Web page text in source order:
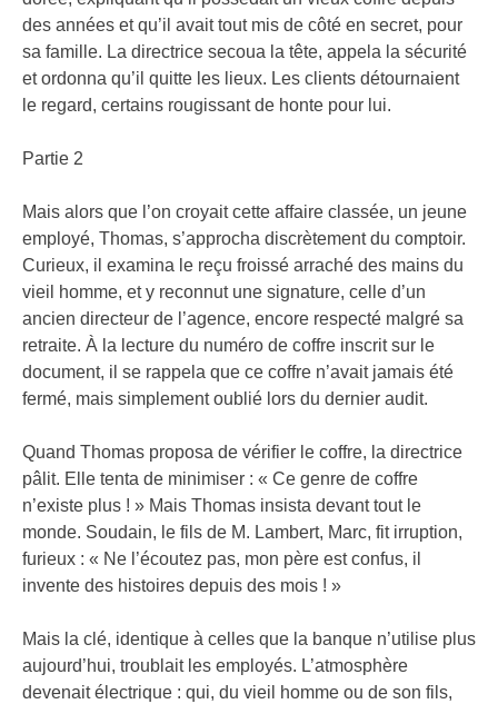
des années et qu’il avait tout mis de côté en secret, pour
sa famille. La directrice secoua la tête, appela la sécurité
et ordonna qu’il quitte les lieux. Les clients détournaient
le regard, certains rougissant de honte pour lui.
Partie 2
Mais alors que l’on croyait cette affaire classée, un jeune
employé, Thomas, s’approcha discrètement du comptoir.
Curieux, il examina le reçu froissé arraché des mains du
vieil homme, et y reconnut une signature, celle d’un
ancien directeur de l’agence, encore respecté malgré sa
retraite. À la lecture du numéro de coffre inscrit sur le
document, il se rappela que ce coffre n’avait jamais été
fermé, mais simplement oublié lors du dernier audit.
Quand Thomas proposa de vérifier le coffre, la directrice
pâlit. Elle tenta de minimiser : « Ce genre de coffre
n’existe plus ! » Mais Thomas insista devant tout le
monde. Soudain, le fils de M. Lambert, Marc, fit irruption,
furieux : « Ne l’écoutez pas, mon père est confus, il
invente des histoires depuis des mois ! »
Mais la clé, identique à celles que la banque n’utilise plus
aujourd’hui, troublait les employés. L’atmosphère
devenait électrique : qui, du vieil homme ou de son fils,